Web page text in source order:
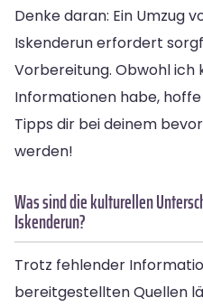
Denke daran: Ein Umzug
Iskenderun erfordert
Vorbereitung. Obwohl ich
Informationen habe,
Tipps dir bei deinem
werden!
Was sind die kulturellen
Iskenderun?
Trotz fehlender
bereitgestellten Quellen